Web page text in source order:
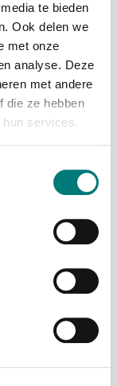
te bieden
Ook delen we
met onze
analyse. Deze
met andere
die ze hebben
services.
for Olsberg®
battery
each